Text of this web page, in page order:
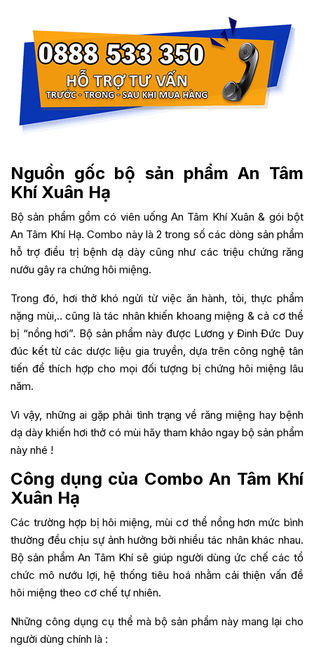
Nguồn gốc bộ sản phẩm An Tâm
Khí Xuân Hạ
Bộ sản phẩm gồm có viên uống An Tâm Khí Xuân & gói bột
An Tâm Khí Hạ. Combo này là 2 trong số các dòng sản phẩm
hỗ trợ điều trị bệnh dạ dày cũng như các triệu chứng răng
nướu gây ra chứng hôi miệng.
Trong đó, hơi thở khó ngửi từ việc ăn hành, tỏi, thực phẩm
nặng mùi,.. cũng là tác nhân khiến khoang miệng & cả cơ thể
bị “nồng hơi”. Bộ sản phẩm này được Lương y Đinh Đức Duy
đúc kết từ các dược liệu gia truyền, dựa trên công nghệ tân
tiến để thích hợp cho mọi đối tượng bị chứng hôi miệng lâu
năm.
Vì vậy, những ai gặp phải tình trạng về răng miệng hay bệnh
dạ dày khiến hơi thở có mùi hãy tham khảo ngay bộ sản phẩm
này nhé !
Công dụng của Combo An Tâm Khí
Xuân Hạ
Các trường hợp bị hôi miệng, mùi cơ thể nồng hơn mức bình
thường đều chịu sự ảnh hưởng bởi nhiều tác nhân khác nhau.
Bộ sản phẩm An Tâm Khí sẽ giúp người dùng ức chế các tổ
chức mô nướu lợi, hệ thống tiêu hoá nhằm cải thiện vấn đề
hôi miệng theo cơ chế tự nhiên.
Những công dụng cụ thể mà bộ sản phẩm này mang lại cho
người dùng chính là :